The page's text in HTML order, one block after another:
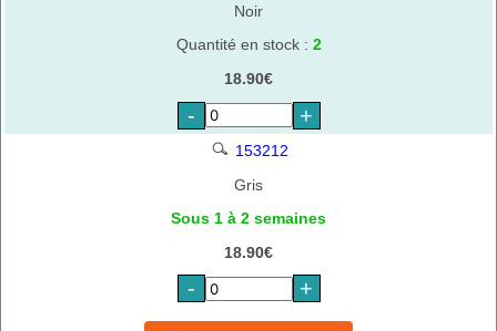
Noir
Quantité en stock : 2
18.90€
- +
153212
Gris
Sous 1 à 2 semaines
18.90€
- +